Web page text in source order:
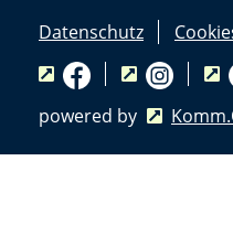
Datenschutz
powered by